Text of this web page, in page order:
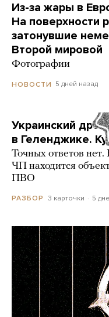
Из-за жары в
На поверхности
затонувшие
Второй мировой
Фотографии
НОВОСТИ 5 дней назад
Украинский
в Геленджике.
Точных ответов
ЧП находится
ПВО
РАЗБОР 3 карточки 5